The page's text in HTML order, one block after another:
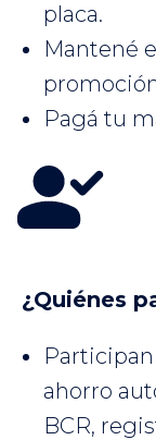
placa.
Mantené
Pagá tu
¿Quiénes
ahorro
BCR,